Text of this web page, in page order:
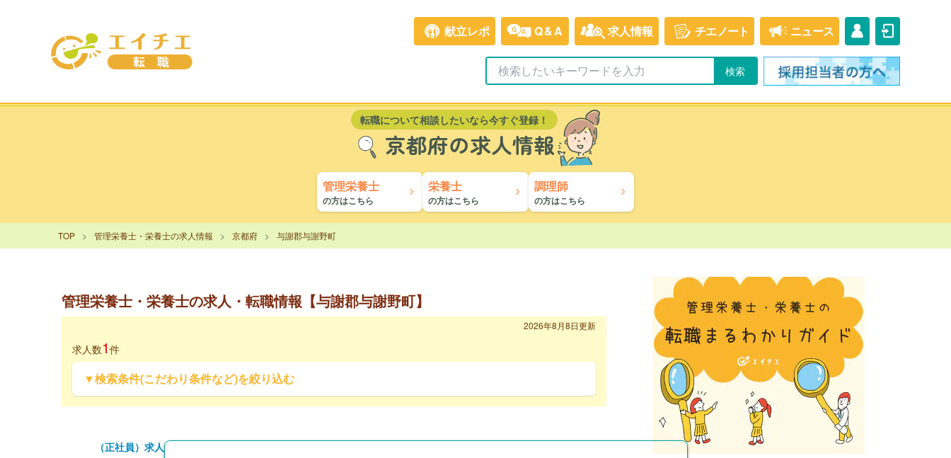
献立レポ Q&A 求人情報 チエノート ニュース
転職について相談したいなら今すぐ登録！
京都府の求人情報
管理栄養士
の方はこちら
栄養士
の方はこちら
調理師
の方はこちら
TOP 管理栄養士・栄養士の求人情報 京都府 与謝郡与謝野町
管理栄養士・栄養士の求人・転職情報【与謝郡与謝野町】
2026年8月8日更新
求人数1 件
▼検索条件(こだわり条件など)を絞り込む
（正社員）求人